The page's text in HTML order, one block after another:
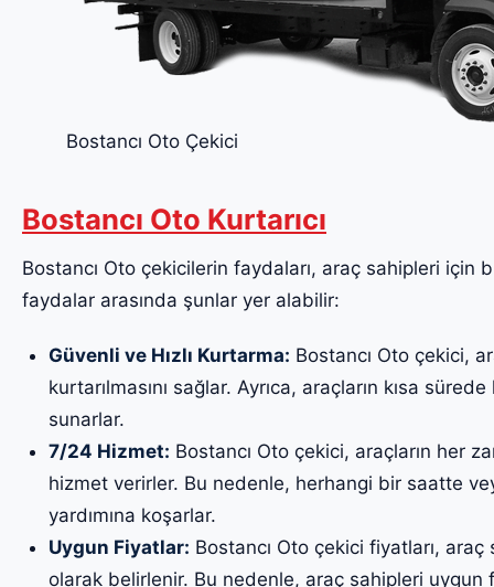
Bostancı Oto Çekici
Bostancı Oto Kurtarıcı
Bostancı Oto çekicilerin faydaları, araç sahipleri için
faydalar arasında şunlar yer alabilir:
Güvenli ve Hızlı Kurtarma: Bostancı Oto çekici,
kurtarılmasını sağlar. Ayrıca, araçların kısa
sunarlar.
7/24 Hizmet: Bostancı Oto çekici, araçların her
hizmet verirler. Bu nedenle, herhangi bir saatte
yardımına koşarlar.
Uygun Fiyatlar: Bostancı Oto çekici fiyatları,
olarak belirlenir. Bu nedenle, araç sahipleri